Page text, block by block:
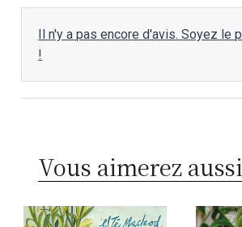
Il n'y a pas encore d'avis. Soyez le
!
Vous aimerez aussi